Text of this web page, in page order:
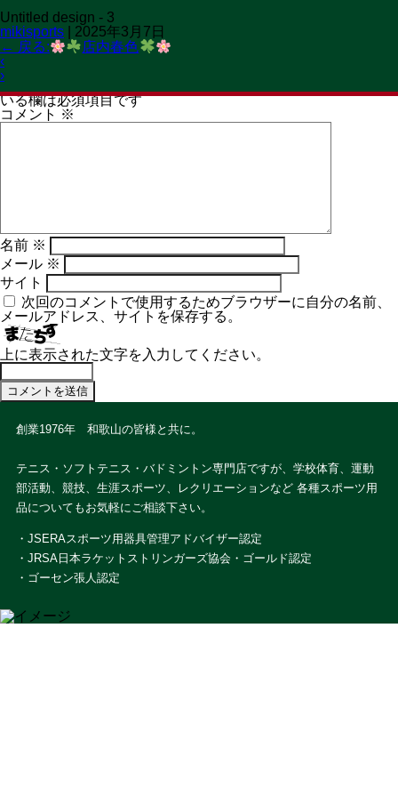
OPEN 11:00→19:30
CLOSED 火曜日
Untitled design - 3
mikisports
2025年3月7日
← 戻る:
店内春色
‹
›
コメントを残す
メールアドレスが公開されることはありません。
いる欄は必須項目です
コメント ※
名前 ※
メール ※
サイト
次回のコメントで使用するためブラウザーに自分の名前、
メールアドレス、サイトを保存する。
上に表示された文字を入力してください。
創業1976年 和歌山の皆様と共に。
テニス・ソフトテニス・バドミントン専門店ですが、学校体育、運動
部活動、競技、生涯スポーツ、レクリエーションなど 各種スポーツ用
品についてもお気軽にご相談下さい。
・JSERAスポーツ用器具管理アドバイザー認定
・JRSA日本ラケットストリンガーズ協会・ゴールド認定
・ゴーセン張人認定